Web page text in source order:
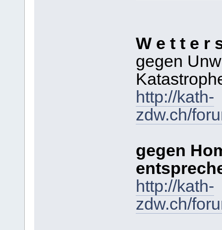
W e t t e r
gegen
http://kath-
zdw.ch/
gegen
http://kath-
zdw.ch/